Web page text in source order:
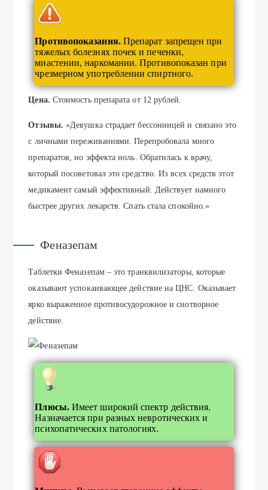
Противопоказания. Препарат запрещен при
тяжелых болезнях почек и печенки,
миастении, наркомании. Противопоказан при
чрезмерном употреблении спиртного.
Цена. Стоимость препарата от 12 рублей.
Отзывы.«Девушка страдает бессонницей и связано это
с личными переживаниями. Перепробовала много
препаратов, но эффекта ноль. Обратилась к врачу,
который посоветовал это средство. Из всех средств этот
медикамент самый эффективный. Действует намного
быстрее других лекарств. Спать стала спокойно.»
Феназепам
Таблетки Феназепам – это транквилизаторы, которые
оказывают успокаивающее действие на ЦНС. Оказывает
ярко выраженное противосудорожное и снотворное
действие.
Плюсы. Имеет широкий спектр действия.
Назначается при разных невротических и
психопатических патологиях.